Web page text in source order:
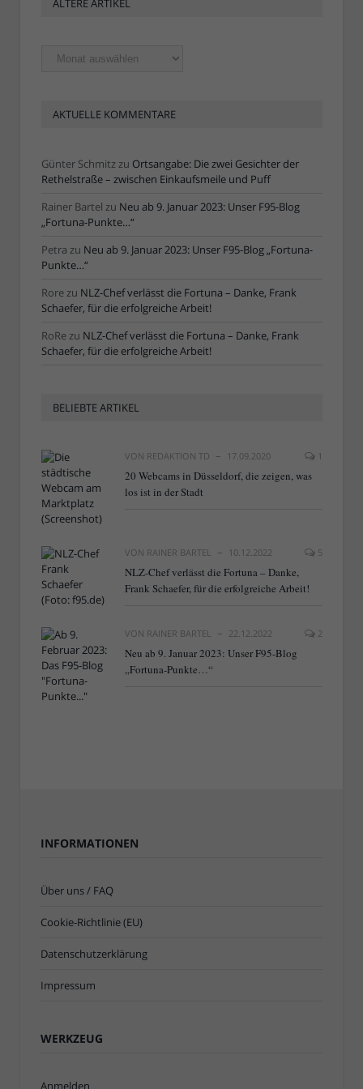
ÄLTERE ARTIKEL
Ältere
Artikel
AKTUELLE KOMMENTARE
Günter Schmitzzu Ortsangabe: Die zwei Gesichter der
Rethelstraße – zwischen Einkaufsmeile und Puff
Rainer Bartel zu Neu ab 9. Januar 2023: Unser F95-Blog
„Fortuna-Punkte…“
Petra zu Neu ab 9. Januar 2023: Unser F95-Blog „Fortuna-
Punkte…“
Rorezu NLZ-Chef verlässt die Fortuna – Danke, Frank
Schaefer, für die erfolgreiche Arbeit!
RoRezu NLZ-Chef verlässt die Fortuna – Danke, Frank
Schaefer, für die erfolgreiche Arbeit!
BELIEBTE ARTIKEL
VON REDAKTION TD 17.09.2020 1
20 Webcams in Düsseldorf, die zeigen, was
los ist in der Stadt
VON RAINER BARTEL 10.12.2022 5
NLZ-Chef verlässt die Fortuna – Danke,
Frank Schaefer, für die erfolgreiche Arbeit!
VON RAINER BARTEL 22.12.2022 2
Neu ab 9. Januar 2023: Unser F95-Blog
„Fortuna-Punkte…“
INFORMATIONEN
Über uns / FAQ
Cookie-Richtlinie (EU)
Datenschutzerklärung
Impressum
WERKZEUG
Anmelden